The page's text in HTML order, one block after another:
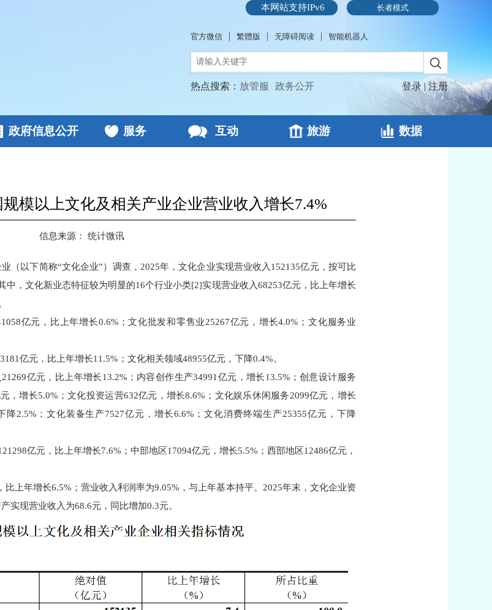
长者模式
本网站支持IPv6
官方微信 | 繁體版 | 无障碍阅读 | 智能机器人
热点搜索： 放管服 政务公开 登录|注册
政府信息公开 服务 互动 旅游 数据
规模以上文化及相关产业企业营业收入增长7.4%
信息来源： 统计微讯
（以下简称“文化企业”）调查，2025年，文化企业实现营业收入152135亿元，按可比
中，文化新业态特征较为明显的16个行业小类[2]实现营业收入68253亿元，比上年增长
亿元，比上年增长0.6%；文化批发和零售业25267亿元，增长4.0%；文化服务业
亿元，比上年增长11.5%；文化相关领域48955亿元，下降0.4%。
亿元，比上年增长13.2%；内容创作生产34991亿元，增长13.5%；创意设计服务
，增长5.0%；文化投资运营632亿元，增长8.6%；文化娱乐休闲服务2099亿元，增长
2.5%；文化装备生产7527亿元，增长6.6%；文化消费终端生产25355亿元，下降
亿元，比上年增长7.6%；中部地区17094亿元，增长5.5%；西部地区12486亿元，
上年增长6.5%；营业收入利润率为9.05%，与上年基本持平。2025年末，文化企业资
实现营业收入为68.6元，同比增加0.3元。